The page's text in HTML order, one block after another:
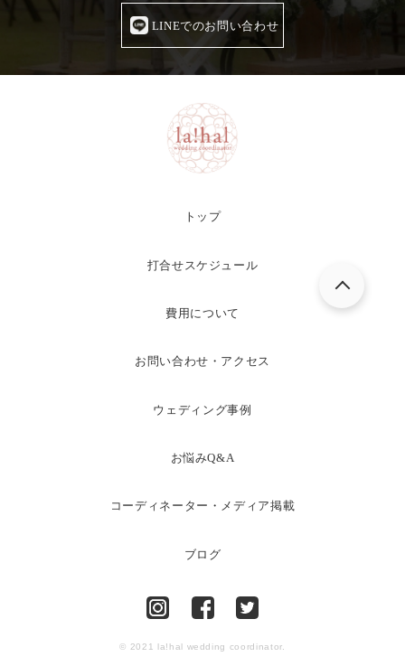
LINEでのお問い合わせ
トップ
打合せスケジュール
費用について
お問い合わせ・アクセス
ウェディング事例
お悩みQ&A
コーディネーター・メディア掲載
ブログ
© 2021 la!hal wedding coordinator.